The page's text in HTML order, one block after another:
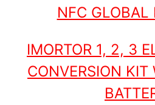
NFC GLOBAL
IMORTOR 1, 2, 3
CONVERSION KIT